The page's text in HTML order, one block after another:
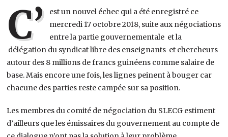
C’
est un nouvel échec qui a été enregistré ce
mercredi 17 octobre 2018, suite aux négociations
entre la partie gouvernementale et la
délégation du syndicat libre des enseignants et chercheurs
autour des 8 millions de francs guinéens comme salaire de
base. Mais encore une fois, les lignes peinent à bouger car
chacune des parties reste campée sur sa position.
Les membres du comité de négociation du SLECG estiment
d’ailleurs que les émissaires du gouvernement au compte de